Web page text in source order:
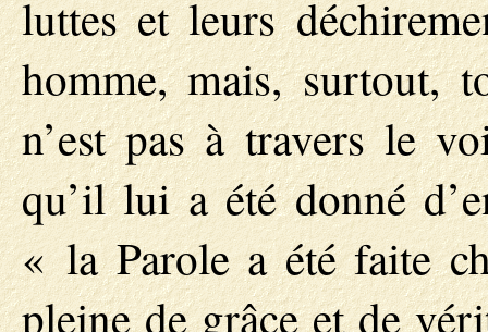
luttes et leurs
homme, mais, surtout,
n’est pas à travers le
qu’il lui a été donné
« la Parole a été faite
pleine de grâce et de